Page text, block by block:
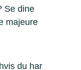
Se dine
majeure
du har